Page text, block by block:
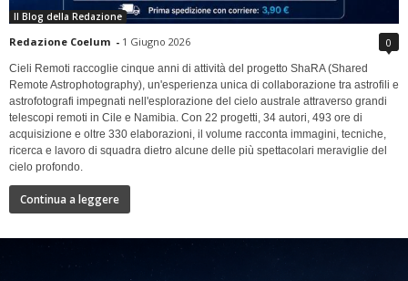
Il Blog della Redazione
Redazione Coelum - 1 Giugno 2026 0
Cieli Remoti raccoglie cinque anni di attività del progetto ShaRA (Shared
Remote Astrophotography), un'esperienza unica di collaborazione tra astrofili e
astrofotografi impegnati nell'esplorazione del cielo australe attraverso grandi
telescopi remoti in Cile e Namibia. Con 22 progetti, 34 autori, 493 ore di
acquisizione e oltre 330 elaborazioni, il volume racconta immagini, tecniche,
ricerca e lavoro di squadra dietro alcune delle più spettacolari meraviglie del
cielo profondo.
Continua a leggere